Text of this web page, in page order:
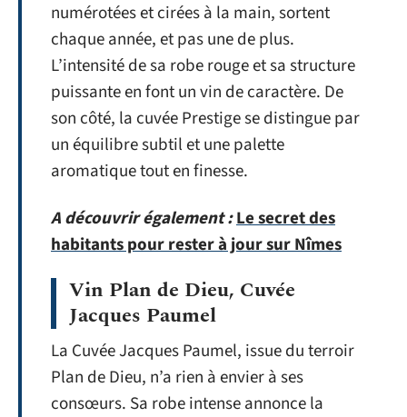
numérotées et cirées à la main, sortent
chaque année, et pas une de plus.
L’intensité de sa robe rouge et sa structure
puissante en font un vin de caractère. De
son côté, la cuvée Prestige se distingue par
un équilibre subtil et une palette
aromatique tout en finesse.
A découvrir également :Le secret des
habitants pour rester à jour sur Nîmes
Vin Plan de Dieu, Cuvée
Jacques Paumel
La Cuvée Jacques Paumel, issue du terroir
Plan de Dieu, n’a rien à envier à ses
consœurs. Sa robe intense annonce la